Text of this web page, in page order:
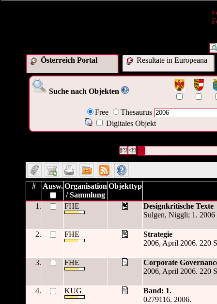
Österreich Portal Resultate in Europeana
Suche nach Objekten
Free
Thesaurus
Digitales Objekt
# Ausw. Organisation
/ Sammlung
Objekttyp
1. FHE
Designkritische Texte
Sulgen, Niggli; 1. 2006
2. FHE
Strategie
2006, April 2006. 220
3. FHE
Corporate
2006, April 2006. 220
4. KUG
Band: 1.
0279116. 2006.